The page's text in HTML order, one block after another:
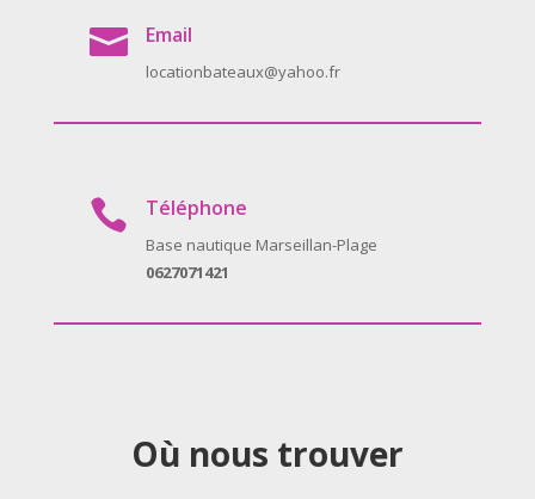
 Email
locationbateaux@yahoo.fr
 Téléphone
Base nautique Marseillan-Plage
0627071421
Où nous trouver